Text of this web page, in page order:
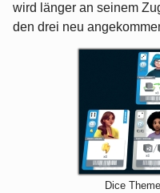
wird länger an seinem
den drei neu
Dice